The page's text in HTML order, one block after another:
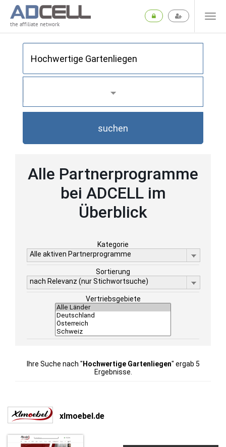
the affiliate network
suchen
Alle Partnerprogramme
bei ADCELL im
Überblick
Kategorie
Alle aktiven Partnerprogramme
Sortierung
nach Relevanz (nur Stichwortsuche)
Vertriebsgebiete
Ihre Suche nach " Hochwertige Gartenliegen" ergab 5
Ergebnisse.
xlmoebel.de